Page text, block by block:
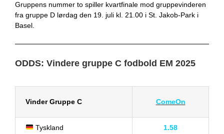
Gruppens nummer to spiller kvartfinale mod gruppevinderen
fra gruppe D lørdag den 19. juli kl. 21.00 i St. Jakob-Park i
Basel.
ODDS: Vindere gruppe C fodbold EM 2025
Vinder Gruppe C ComeOn
Tyskland 1.58